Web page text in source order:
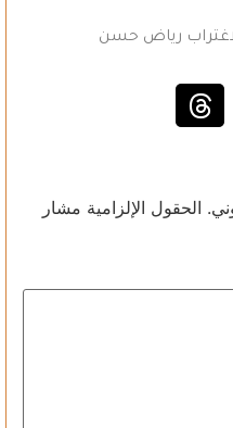
رياض حسن
الحقول الإلزامية مشار